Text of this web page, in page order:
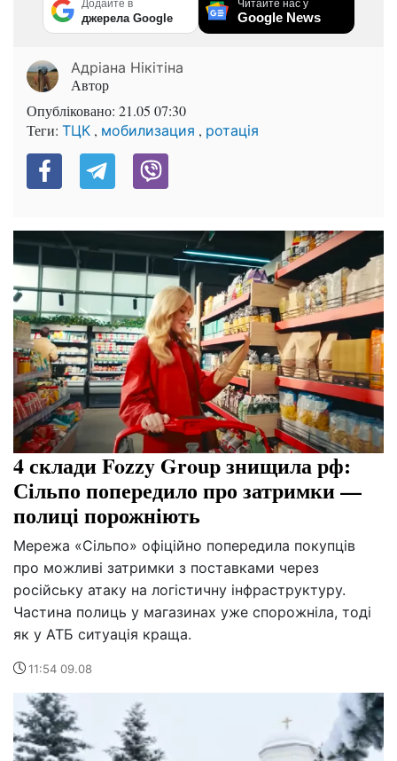
Додайте в
джерела Google
Читайте нас у
Google News
Адріана Нікітіна
Автор
Опубліковано: 21.05 07:30
Теги: ТЦК , мобилизация , ротація
4 склади Fozzy Group знищила рф:
Сільпо попередило про затримки —
полиці порожніють
Мережа «Сільпо» офіційно попередила покупців
про можливі затримки з поставками через
російську атаку на логістичну інфраструктуру.
Частина полиць у магазинах уже спорожніла, тоді
як у АТБ ситуація краща.
11:54 09.08